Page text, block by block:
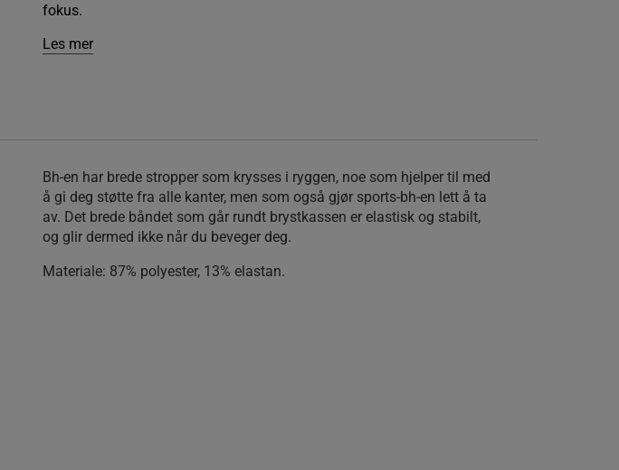
fokus.
Les mer
Bh-en har brede stropper som krysses i ryggen, noe som hjelper til med
å gi deg støtte fra alle kanter, men som også gjør sports-bh-en lett å ta
av. Det brede båndet som går rundt brystkassen er elastisk og stabilt,
og glir dermed ikke når du beveger deg.
Materiale: 87% polyester, 13% elastan.